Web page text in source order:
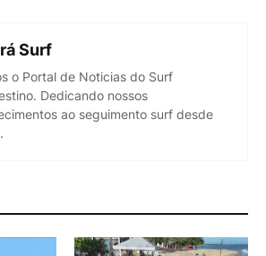
Surf
o Portal de Noticias do Surf
Dedicando nossos
ao seguimento surf desde